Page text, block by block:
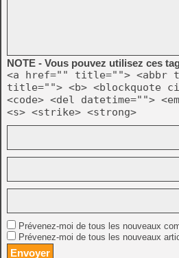
NOTE - Vous pouvez utilisez ces
<a href="" title=""> <abbr
title=""> <b> <blockquote
<code> <del datetime="">
<s> <strike> <strong>
Prévenez-moi de tous les nouveaux
Prévenez-moi de tous les nouveaux